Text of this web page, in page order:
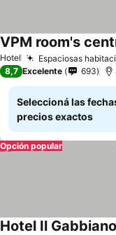
Hotel Espaciosas
VPM room's
8,7 Excelente 693
Seleccioná las
precios exactos
Opción popular
Hotel Il Gabbiano